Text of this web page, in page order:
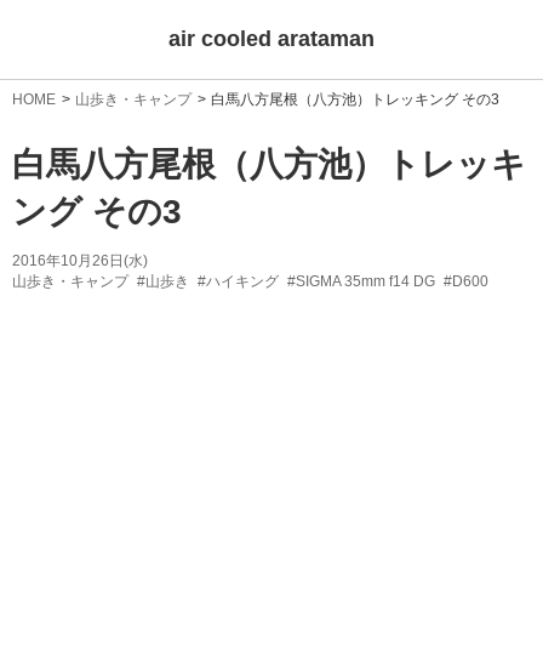
air cooled arataman
HOME 山歩き・キャンプ 白馬八方尾根（八方池）トレッキング その3
白馬八方尾根（八方池）トレッキ
ング その3
2016年10月26日(水)
山歩き・キャンプ #山歩き #ハイキング #SIGMA 35mm f14 DG #D600